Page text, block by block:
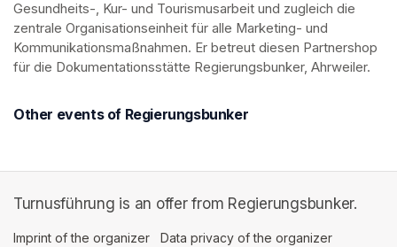
Gesundheits-, Kur- und Tourismusarbeit und zugleich die
zentrale Organisationseinheit für alle Marketing- und
Kommunikationsmaßnahmen. Er betreut diesen Partnershop
für die Dokumentationsstätte Regierungsbunker, Ahrweiler.
Other events of Regierungsbunker
Turnusführung is an offer from Regierungsbunker.
Imprint of the organizer (opens in a new tab)
Data privacy of the organizer